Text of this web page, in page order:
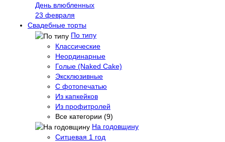
День влюбленных
23 февраля
Свадебные торты
По типу
Классические
Неординарные
Голые (Naked Cake)
Эксклюзивные
С фотопечатью
Из капкейков
Из профитролей
Все категории (9)
На годовщину
Ситцевая 1 год